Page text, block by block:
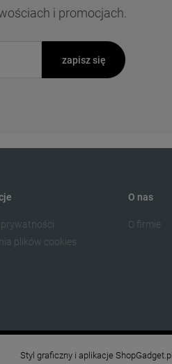
i promocjach.
zapisz się
plików cookies
O nas
O firmie
Styl graficzny i aplikacje ShopGadget.pl